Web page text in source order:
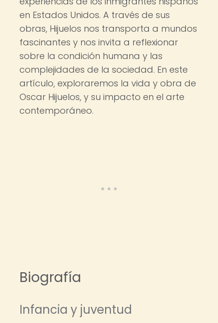
en Estados Unidos. A través de sus
obras, Hijuelos nos transporta a mundos
fascinantes y nos invita a reflexionar
sobre la condición humana y las
complejidades de la sociedad. En este
artículo, exploraremos la vida y obra de
Oscar Hijuelos, y su impacto en el arte
contemporáneo.
Biografía
Infancia y juventud